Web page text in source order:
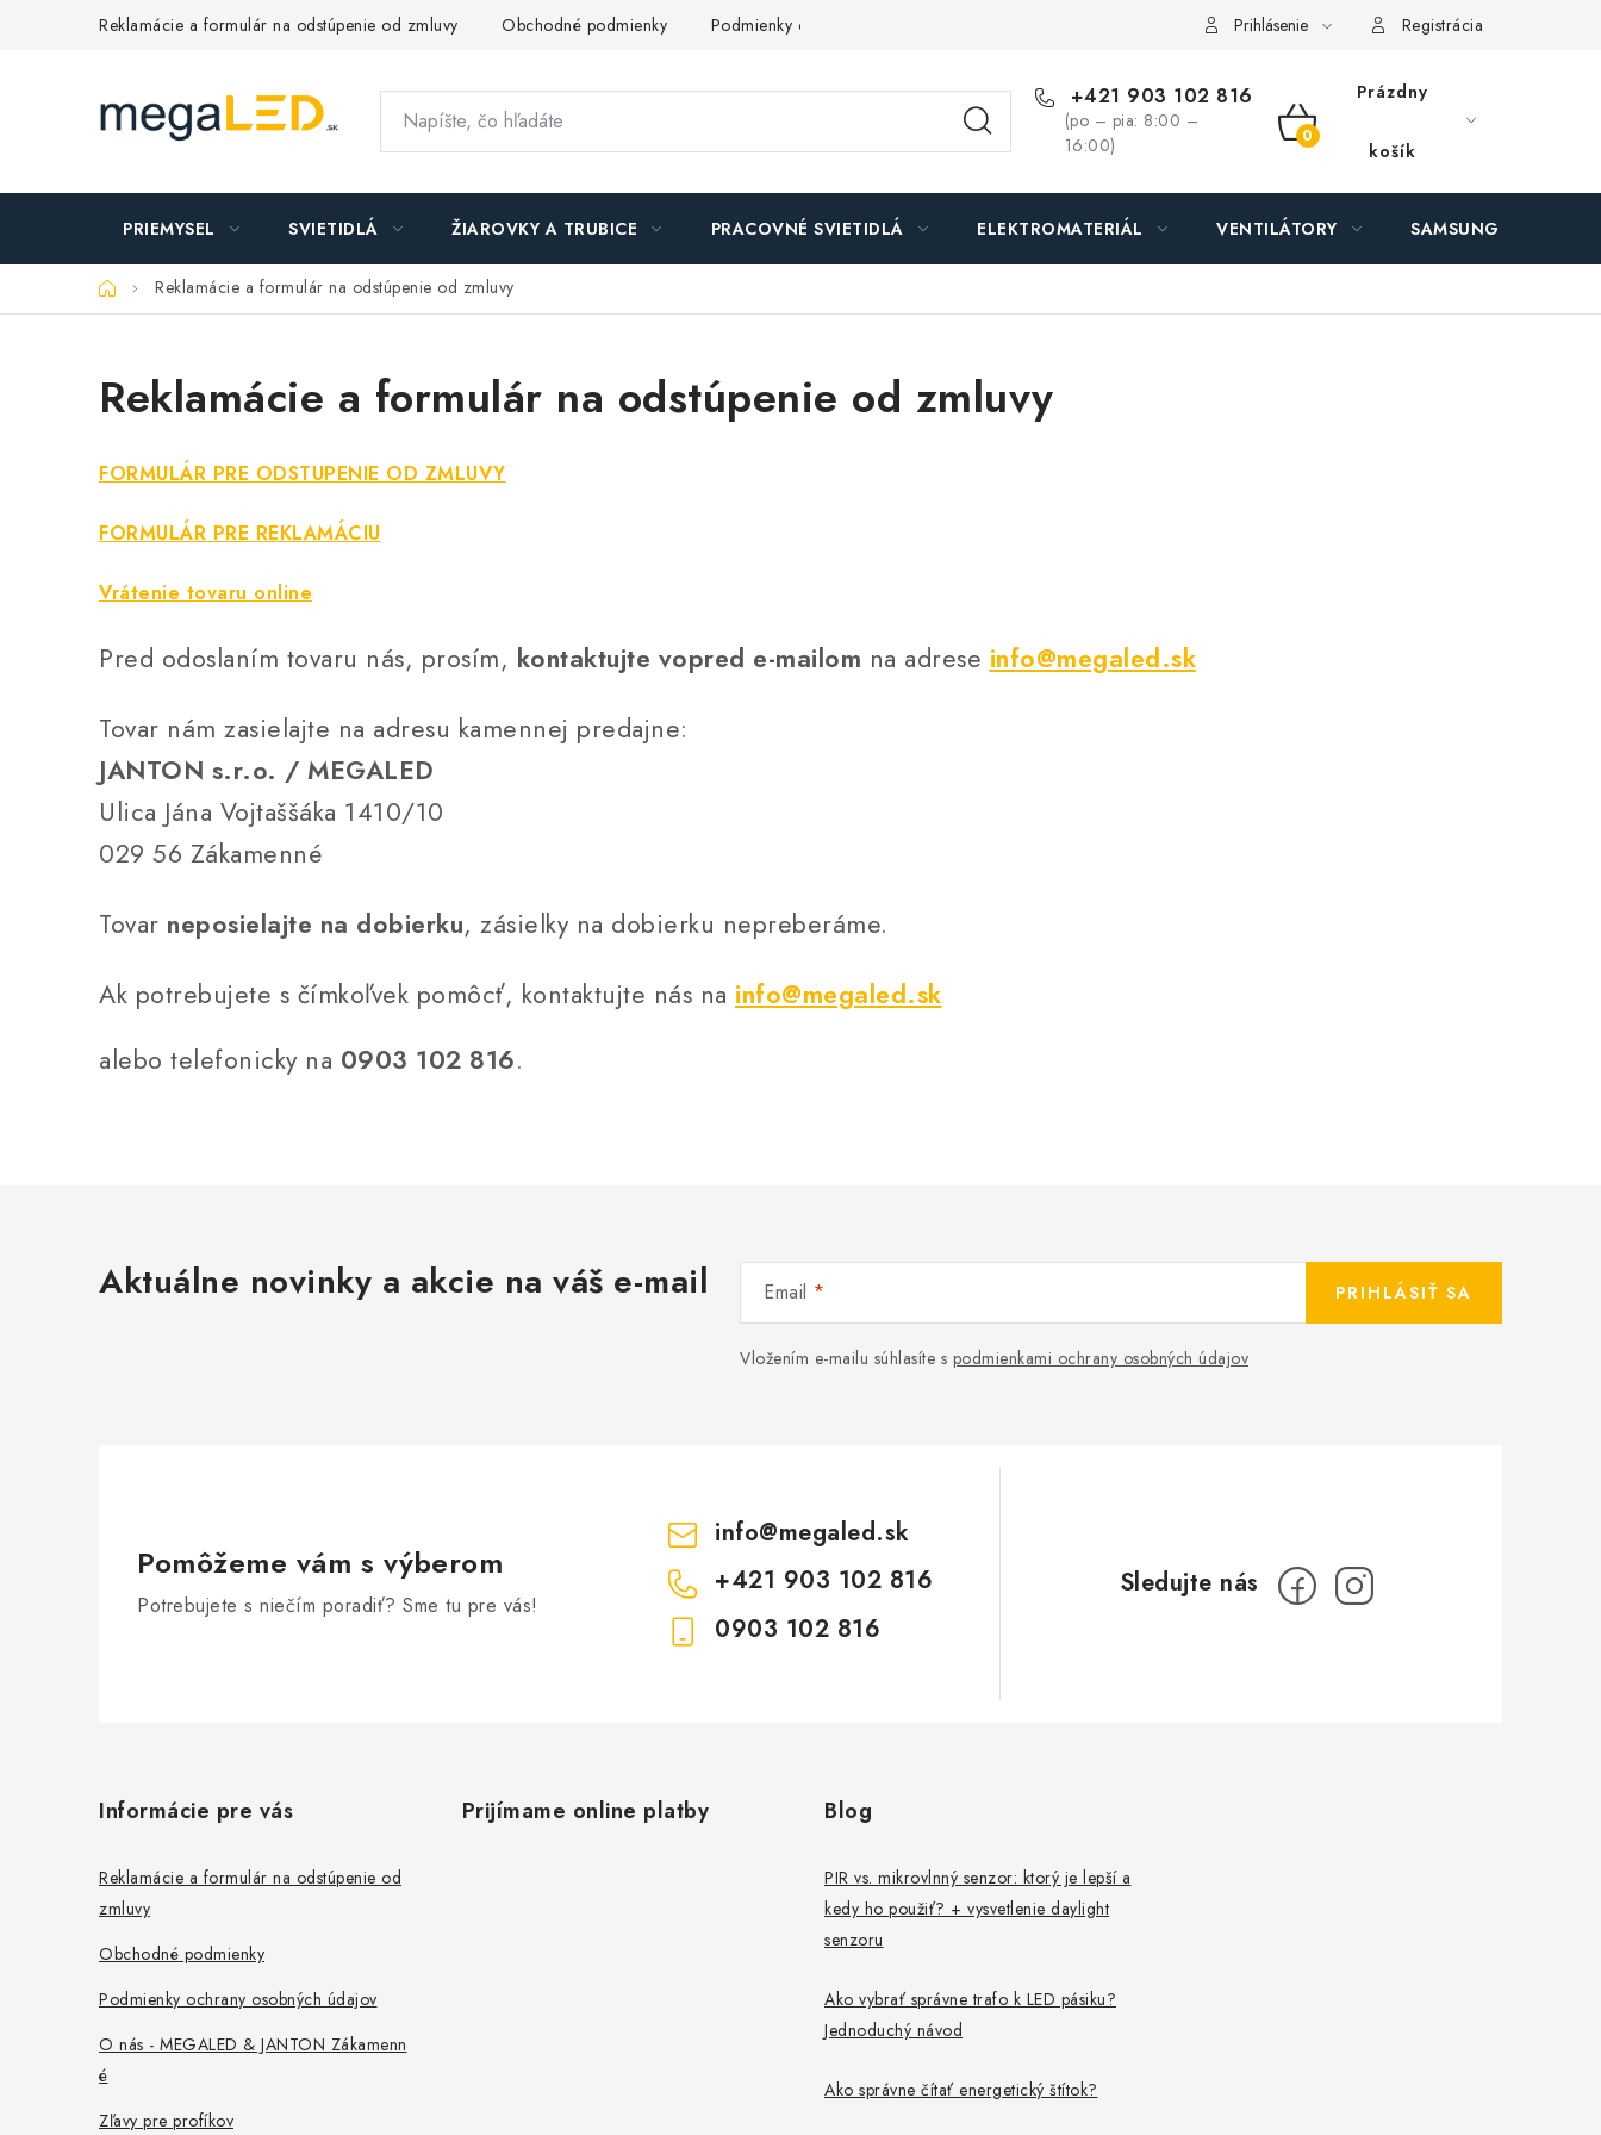
Reklamácie a formulár na odstúpenie od zmluvy Obchodné podmienky Podmienky ochrany osobných údajov O nás - MEGALED & JANTON Zákamenné Zľavy pre profíkov
Prihlásenie Registrácia
+421 903 102 816
(po – pia: 8:00 –
16:00)
NÁKUPNÝ
KOŠÍK
Prázdny
košík
PRIEMYSEL SVIETIDLÁ ŽIAROVKY A TRUBICE PRACOVNÉ SVIETIDLÁ ELEKTROMATERIÁL VENTILÁTORY SAMSUNG SVIETIDLÁ
DomovReklamácie a formulár na odstúpenie od zmluvy
Reklamácie a formulár na odstúpenie od zmluvy
FORMULÁR PRE ODSTUPENIE OD ZMLUVY
FORMULÁR PRE REKLAMÁCIU
Vrátenie tovaru online
Pred odoslaním tovaru nás, prosím, kontaktujte vopred e-mailom na adrese info@megaled.sk
Tovar nám zasielajte na adresu kamennej predajne:
JANTON s.r.o. / MEGALED
Ulica Jána Vojtaššáka 1410/10
029 56 Zákamenné
Tovar neposielajte na dobierku, zásielky na dobierku nepreberáme.
Ak potrebujete s čímkoľvek pomôcť, kontaktujte nás na info@megaled.sk
alebo telefonicky na 0903 102 816.
Aktuálne novinky a akcie na váš e-mail Email
Vložením e-mailu súhlasíte s podmienkami ochrany osobných údajov
PRIHLÁSIŤ SA
Pomôžeme vám s výberom
Potrebujete s niečím poradiť? Sme tu pre vás!
info@megaled.sk
+421 903 102 816
0903 102 816
Informácie pre vás
Reklamácie a formulár na odstúpenie od
zmluvy
Obchodné podmienky
Podmienky ochrany osobných údajov
O nás - MEGALED & JANTON Zákamenn
é
Zľavy pre profíkov
Prijímame online platby Blog
PIR vs. mikrovlnný senzor: ktorý je lepší a
kedy ho použiť? + vysvetlenie daylight
senzoru
Ako vybrať správne trafo k LED pásiku?
Jednoduchý návod
Ako správne čítať energetický štítok?